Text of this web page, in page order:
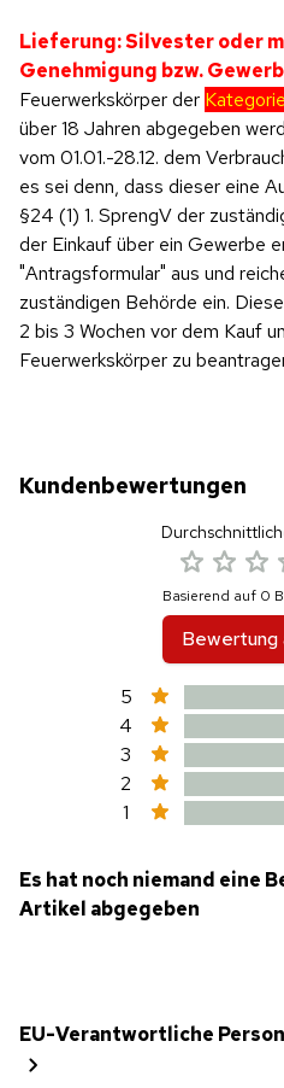
Lieferung: Silvester oder
Genehmigung bzw.
Feuerwerkskörper der
über 18 Jahren abgegeben
vom 01.01.-28.12. dem
es sei denn, dass dieser eine
§24 (1) 1. SprengV der
der Einkauf über ein Gewerbe
"Antragsformular" aus und
zuständigen Behörde ein.
2 bis 3 Wochen vor dem Kauf
Feuerwerkskörper zu
Kundenbewertungen
Basierend auf 0
Bewertung
5
4
3
2
1
Es hat noch niemand eine
Artikel abgegeben
EU-Verantwortliche